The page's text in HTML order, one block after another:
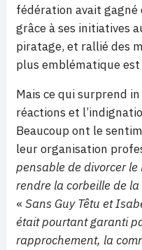
fédération avait
grâce à ses initiatives
piratage, et rallié des
plus emblématique est
Mais ce qui surprend
réactions et
Beaucoup ont le
leur organisation
pensable de divorcer
rendre la corbeille de
« Sans Guy Têtu et
était pourtant garanti
rapprochement, la